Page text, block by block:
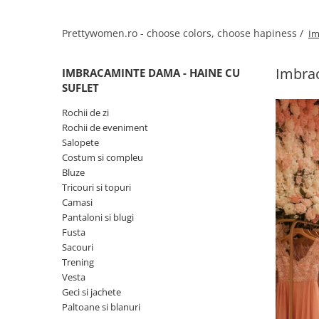
Prettywomen.ro - choose colors, choose hapiness /
IMBRACAMINTE DAMA - HAINE CU
SUFLET
Rochii de zi
Rochii de eveniment
Salopete
Costum si compleu
Bluze
Tricouri si topuri
Camasi
Pantaloni si blugi
Fusta
Sacouri
Trening
Vesta
Geci si jachete
Paltoane si blanuri